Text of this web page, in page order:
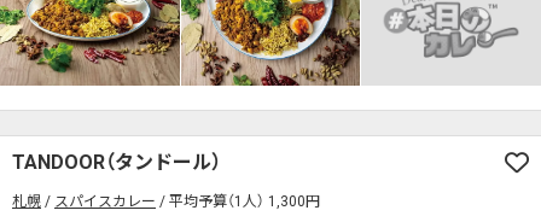
検索する
カード決済可 電子マネー決済可
#本日のカレー見た！で特典あり
TANDOOR（タンドール）
札幌 スパイスカレー 平均予算（1人） 1,300円